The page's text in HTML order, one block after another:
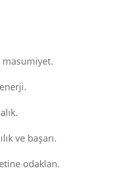
masumiyet.
ve başarı.
odaklan.